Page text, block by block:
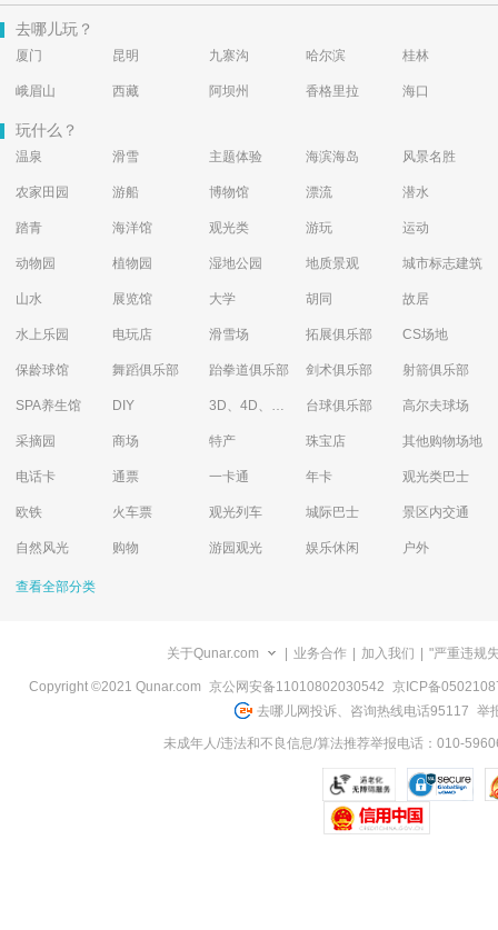
去哪儿玩？
厦门 昆明 九寨沟 哈尔滨 桂林
峨眉山 西藏 阿坝州 香格里拉 海口
玩什么？
温泉 滑雪 主题体验 海滨海岛 风景名胜
农家田园 游船 博物馆 漂流 潜水
踏青 海洋馆 观光类 游玩 运动
动物园 植物园 湿地公园 地质景观 城市标志建筑
山水 展览馆 大学 胡同 故居
水上乐园 电玩店 滑雪场 拓展俱乐部 CS场地
保龄球馆 舞蹈俱乐部 跆拳道俱乐部 剑术俱乐部 射箭俱乐部
SPA养生馆 DIY 3D、4D、5D艺术体验馆 台球俱乐部 高尔夫球场
采摘园 商场 特产 珠宝店 其他购物场地
电话卡 通票 一卡通 年卡 观光类巴士
欧铁 火车票 观光列车 城际巴士 景区内交通
自然风光 购物 游园观光 娱乐休闲 户外
查看全部分类
关于Qunar.com 业务合作 加入我们 "严重违规
Copyright ©2021 Qunar.com 京公网安备11010802030542 京ICP备
去哪儿网投诉、咨询热线电话95117 举
未成年人/违法和不良信息/算法推荐举报电话：010-